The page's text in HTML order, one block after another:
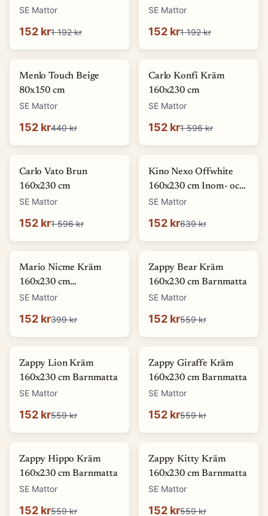
SE Mattor
152 kr1 192 kr
SE Mattor
152 kr1 192 kr
- 65
Menlo Touch Beige
80x150 cm
SE Mattor
152 kr440 kr
-90 %
Carlo Konfi Kräm
160x230 cm
SE Mattor
152 kr1 596 kr
-90 %
Carlo Vato Brun
160x230 cm
SE Mattor
152 kr1 596 kr
-76
Kino Nexo Offwhite
160x230 cm Inom- och
utomhusmatta
SE Mattor
152 kr639 kr
- 62
Mario Nicme Kräm
160x230 cm
Wiltonmatta
SE Mattor
152 kr399 kr
-73
Zappy Bear Kräm
160x230 cm Barnmatta
SE Mattor
152 kr559 kr
-73
Zappy Lion Kräm
160x230 cm Barnmatta
SE Mattor
152 kr559 kr
-73
Zappy Giraffe Kräm
160x230 cm Barnmatta
SE Mattor
152 kr559 kr
-73
Zappy Hippo Kräm
160x230 cm Barnmatta
SE Mattor
152 kr559 kr
-73
Zappy Kitty Kräm
160x230 cm Barnmatta
SE Mattor
152 kr559 kr